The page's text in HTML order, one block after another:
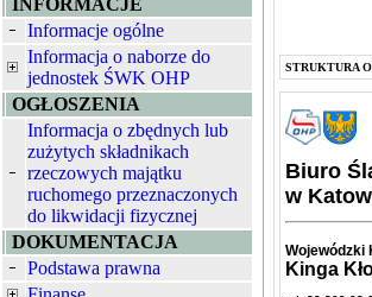
INFORMACJE
Informacje ogólne
Informacja o naborze do
jednostek ŚWK OHP
OGŁOSZENIA
Informacja o zbędnych lub
zużytych składnikach
rzeczowych majątku
ruchomego przeznaczonych
do likwidacji fizycznej
DOKUMENTACJA
Podstawa prawna
STRUKTURA
Biuro
w
Wojewódzki
Kinga